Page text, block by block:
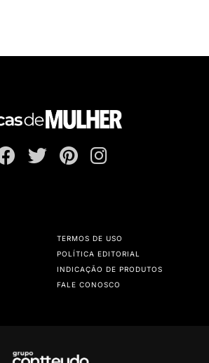
TERMOS DE USO
POLÍTICA EDITORIAL
INDICAÇÃO DE PRODUTOS
FALE CONOSCO